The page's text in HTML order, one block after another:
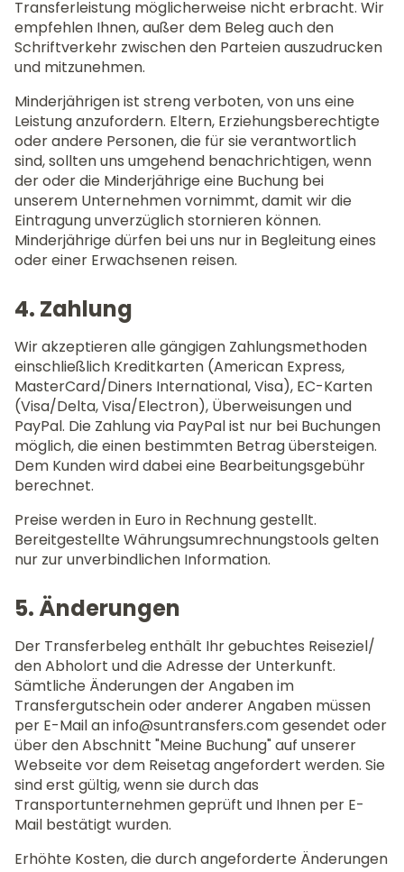
Transferleistung möglicherweise nicht erbracht. Wir
empfehlen Ihnen, außer dem Beleg auch den
Schriftverkehr zwischen den Parteien auszudrucken
und mitzunehmen.
Minderjährigen ist streng verboten, von uns eine
Leistung anzufordern. Eltern, Erziehungsberechtigte
oder andere Personen, die für sie verantwortlich
sind, sollten uns umgehend benachrichtigen, wenn
der oder die Minderjährige eine Buchung bei
unserem Unternehmen vornimmt, damit wir die
Eintragung unverzüglich stornieren können.
Minderjährige dürfen bei uns nur in Begleitung eines
oder einer Erwachsenen reisen.
4. Zahlung
Wir akzeptieren alle gängigen Zahlungsmethoden
einschließlich Kreditkarten (American Express,
MasterCard/Diners International, Visa), EC-Karten
(Visa/Delta, Visa/Electron), Überweisungen und
PayPal. Die Zahlung via PayPal ist nur bei Buchungen
möglich, die einen bestimmten Betrag übersteigen.
Dem Kunden wird dabei eine Bearbeitungsgebühr
berechnet.
Preise werden in Euro in Rechnung gestellt.
Bereitgestellte Währungsumrechnungstools gelten
nur zur unverbindlichen Information.
5. Änderungen
Der Transferbeleg enthält Ihr gebuchtes Reiseziel/
den Abholort und die Adresse der Unterkunft.
Sämtliche Änderungen der Angaben im
Transfergutschein oder anderer Angaben müssen
per E-Mail an info@suntransfers.com gesendet oder
über den Abschnitt "Meine Buchung" auf unserer
Webseite vor dem Reisetag angefordert werden. Sie
sind erst gültig, wenn sie durch das
Transportunternehmen geprüft und Ihnen per E-
Mail bestätigt wurden.
Erhöhte Kosten, die durch angeforderte Änderungen